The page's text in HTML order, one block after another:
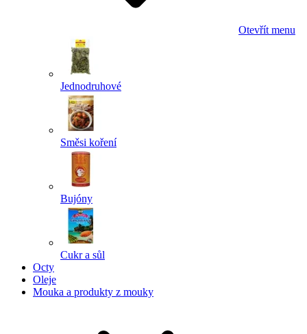
Otevřít menu
Jednodruhové
Směsi koření
Bujóny
Cukr a sůl
Octy
Oleje
Mouka a produkty z mouky